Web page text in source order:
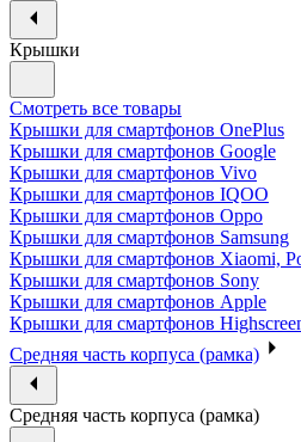
Крышки
Смотреть все товары
Крышки для смартфонов OnePlus
Крышки для смартфонов Google
Крышки для смартфонов Vivo
Крышки для смартфонов IQOO
Крышки для смартфонов Oppo
Крышки для смартфонов Samsung
Крышки для смартфонов Xiaomi,
Крышки для смартфонов Sony
Крышки для смартфонов Apple
Крышки для смартфонов
Средняя часть корпуса (рамка)
Средняя часть корпуса (рамка)